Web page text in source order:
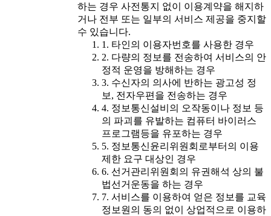
하는 경우 사전통지 없이 이용계약을 해지하
거나 전부 또는 일부의 서비스 제공을 중지할
수 있습니다.
1. 타인의 이용자번호를 사용한 경우
2. 다량의 정보를 전송하여 서비스의 안
정적 운영을 방해하는 경우
3. 수신자의 의사에 반하는 광고성 정
보, 전자우편을 전송하는 경우
4. 정보통신설비의 오작동이나 정보 등
의 파괴를 유발하는 컴퓨터 바이러스
프로그램등을 유포하는 경우
5. 정보통신윤리위원회로부터의 이용
제한 요구 대상인 경우
6. 선거관리위원회의 유권해석 상의 불
법선거운동을 하는 경우
7. 서비스를 이용하여 얻은 정보를 교육
정보원의 동의 없이 상업적으로 이용하